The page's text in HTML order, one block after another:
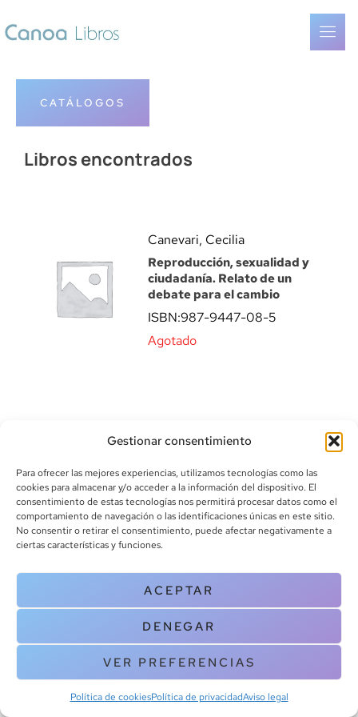
Gestionar consentimiento
Para ofrecer las mejores experiencias, utilizamos tecnologías como las
cookies para almacenar y/o acceder a la información del dispositivo. El
consentimiento de estas tecnologías nos permitirá procesar datos como el
comportamiento de navegación o las identificaciones únicas en este sitio.
No consentir o retirar el consentimiento, puede afectar negativamente a
ciertas características y funciones.
ACEPTAR
DENEGAR
VER PREFERENCIAS
Política de cookiesPolítica de privacidadAviso legal
CATÁLOGOS
Libros encontrados
Canevari, Cecilia
Reproducción, sexualidad y
ciudadanía. Relato de un
debate para el cambio
ISBN:987-9447-08-5
Agotado
info@canoalibros.com
pedidos@canoalibros.com
+34 934 242 391
CONTACTO
Copyright © 2025 Canoa Libros. All Rights Reserved |
cookies
| Aviso legal